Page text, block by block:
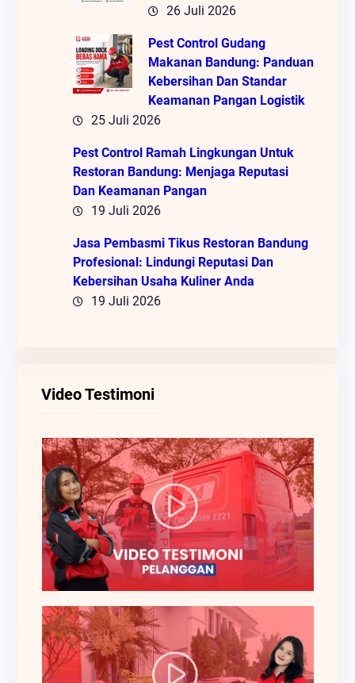
26 Juli 2026
Pest Control Gudang
Makanan Bandung: Panduan
Kebersihan Dan Standar
Keamanan Pangan Logistik
25 Juli 2026
Pest Control Ramah Lingkungan Untuk
Restoran Bandung: Menjaga Reputasi
Dan Keamanan Pangan
19 Juli 2026
Jasa Pembasmi Tikus Restoran Bandung
Profesional: Lindungi Reputasi Dan
Kebersihan Usaha Kuliner Anda
19 Juli 2026
Video Testimoni